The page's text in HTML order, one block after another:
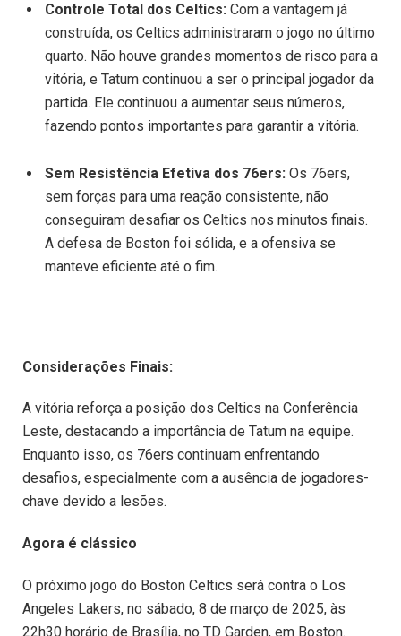
Controle Total dos Celtics: Com a vantagem já
construída, os Celtics administraram o jogo no último
quarto. Não houve grandes momentos de risco para a
vitória, e Tatum continuou a ser o principal jogador da
partida. Ele continuou a aumentar seus números,
fazendo pontos importantes para garantir a vitória.
Sem Resistência Efetiva dos 76ers: Os 76ers,
sem forças para uma reação consistente, não
conseguiram desafiar os Celtics nos minutos finais.
A defesa de Boston foi sólida, e a ofensiva se
manteve eficiente até o fim.
Considerações Finais:
A vitória reforça a posição dos Celtics na Conferência
Leste, destacando a importância de Tatum na equipe.
Enquanto isso, os 76ers continuam enfrentando
desafios, especialmente com a ausência de jogadores-
chave devido a lesões.
Agora é clássico
O próximo jogo do Boston Celtics será contra o Los
Angeles Lakers, no sábado, 8 de março de 2025, às
22h30 horário de Brasília, no TD Garden, em Boston.